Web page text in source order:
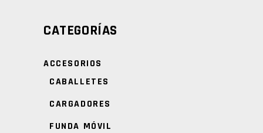
CATEGORÍAS
ACCESORIOS
CABALLETES
CARGADORES
FUNDA MÓVIL